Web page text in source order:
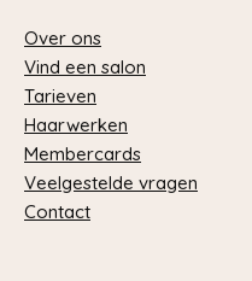
Over ons
Vind een salon
Tarieven
Haarwerken
Membercards
Veelgestelde vragen
Contact